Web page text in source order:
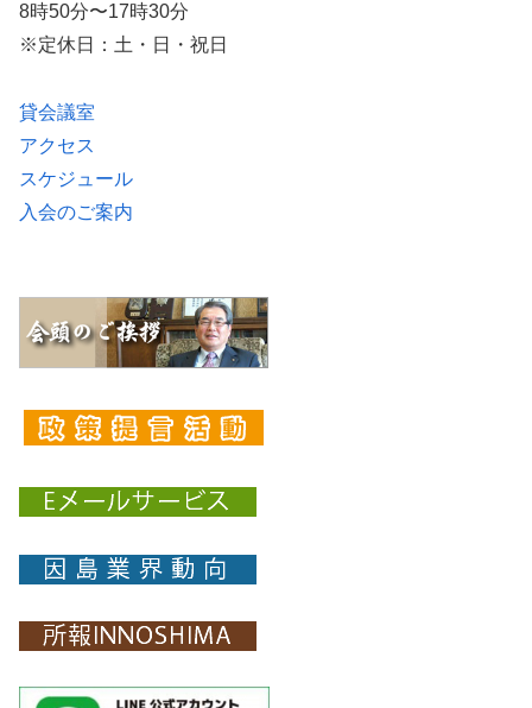
8時50分〜17時30分
※定休日：土・日・祝日
貸会議室
アクセス
スケジュール
入会のご案内